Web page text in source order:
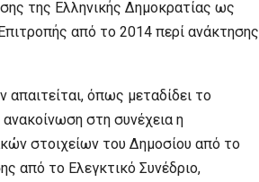
της Ελληνικής Δημοκρατίας ως
από το 2014 περί ανάκτησης
όπως μεταδίδει το
στη συνέχεια η
στοιχείων του Δημοσίου από το
από το Ελεγκτικό Συνέδριο,